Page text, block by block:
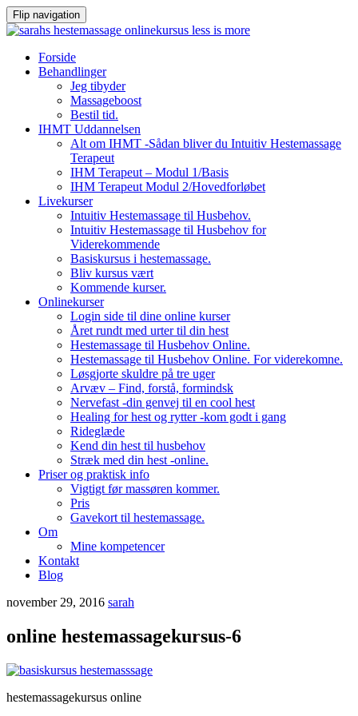
Flip navigation
VidereForside
Behandlinger
Jeg tibyder
Massageboost
Bestil tid.
IHMT Uddannelsen
Alt om IHMT -Sådan bliver du Intuitiv Hestemassage
Terapeut
IHM Terapeut – Modul 1/Basis
IHM Terapeut Modul 2/Hovedforløbet
Livekurser
Intuitiv Hestemassage til Husbehov.
Intuitiv Hestemassage til Husbehov for
Viderekommende
Basiskursus i hestemassage.
Bliv kursus vært
Kommende kurser.
Onlinekurser
Login side til dine online kurser
Året rundt med urter til din hest
Hestemassage til Husbehov Online.
Hestemassage til Husbehov Online. For viderekomne.
Løsgjorte skuldre på tre uger
Arvæv – Find, forstå, formindsk
Nervefast -din genvej til en cool hest
Healing for hest og rytter -kom godt i gang
Rideglæde
Kend din hest til husbehov
Stræk med din hest -online.
Priser og praktisk info
Vigtigt før massøren kommer.
Pris
Gavekort til hestemassage.
Om
Mine kompetencer
Kontakt
Blog
november 29, 2016 sarah
online hestemassagekursus-6
hestemassagekursus online